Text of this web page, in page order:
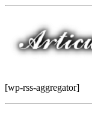
[wp-rss-aggregator]